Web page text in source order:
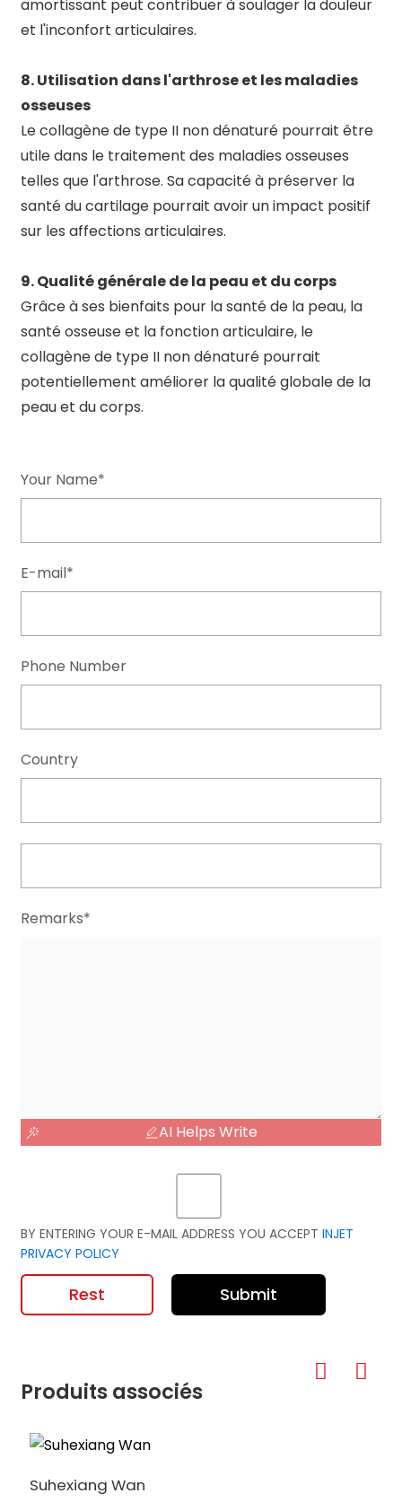
amortissant peut contribuer à soulager la douleur
et l'inconfort articulaires.
8. Utilisation dans l'arthrose et les maladies
osseuses
Le collagène de type II non dénaturé pourrait être
utile dans le traitement des maladies osseuses
telles que l'arthrose. Sa capacité à préserver la
santé du cartilage pourrait avoir un impact positif
sur les affections articulaires.
9. Qualité générale de la peau et du corps
Grâce à ses bienfaits pour la santé de la peau, la
santé osseuse et la fonction articulaire, le
collagène de type II non dénaturé pourrait
potentiellement améliorer la qualité globale de la
peau et du corps.
Your Name*
E-mail*
Phone Number
Country
Remarks*
AI Helps Write
BY ENTERING YOUR E-MAIL ADDRESS YOU ACCEPT INJET
PRIVACY POLICY
Rest Submit
Produits associés
Suhexiang Wan